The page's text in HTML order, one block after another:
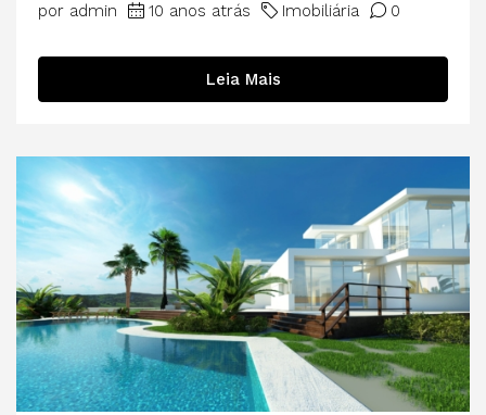
por admin 10 anos atrás Imobiliária 0
Leia Mais